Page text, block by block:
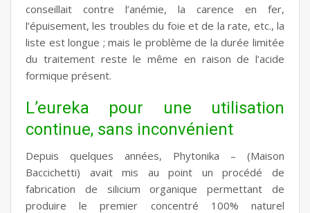
conseillait contre l’anémie, la carence en fer,
l’épuisement, les troubles du foie et de la rate, etc., la
liste est longue ; mais le problème de la durée limitée
du traitement reste le même en raison de l’acide
formique présent.
L’eureka pour une utilisation
continue, sans inconvénient
Depuis quelques années, Phytonika – (Maison
Baccichetti) avait mis au point un procédé de
fabrication de silicium organique permettant de
produire le premier concentré 100% naturel